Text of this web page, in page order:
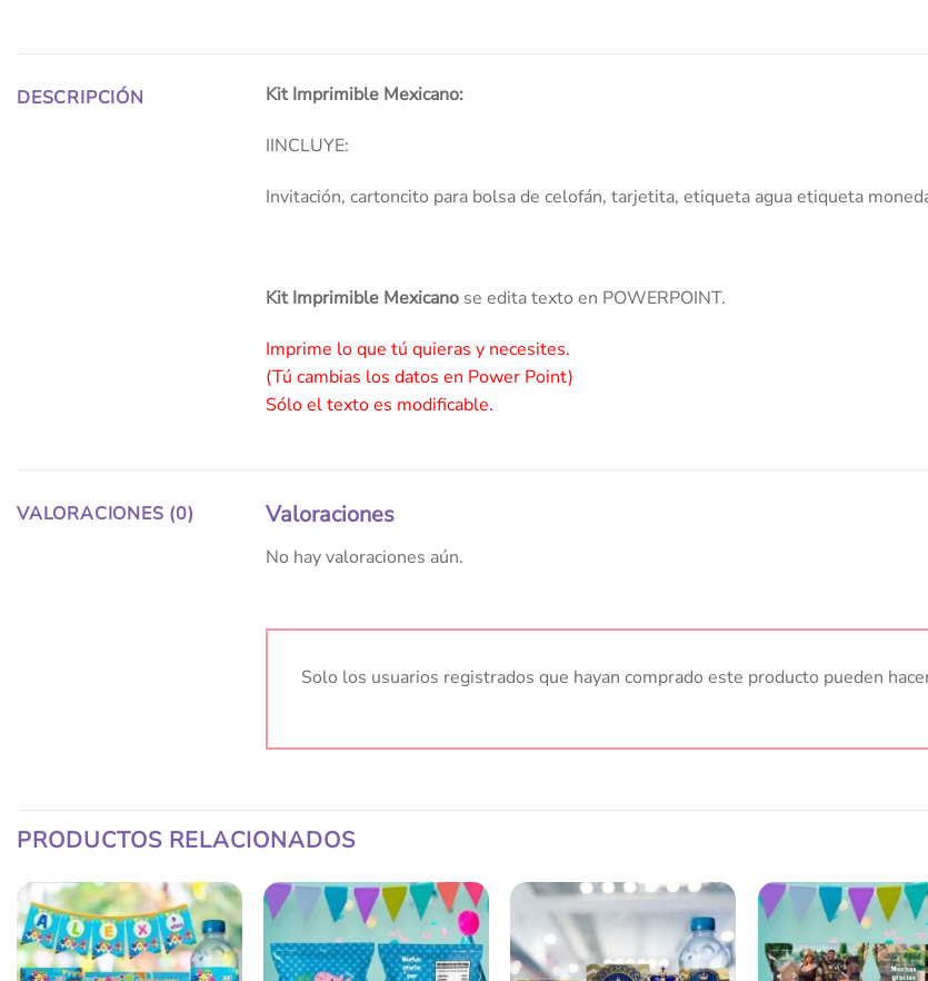
DESCRIPCIÓN Kit Imprimible Mexicano:
IINCLUYE:
Invitación, cartoncito para bolsa de celofán, tarjetita, etiqueta agua etiqueta
Kit Imprimible Mexicano se edita texto en POWERPOINT.
Imprime lo que tú quieras y necesites.
(Tú cambias los datos en Power Point)
Sólo el texto es modificable.
VALORACIONES (0) Valoraciones
No hay valoraciones aún.
Solo los usuarios registrados que hayan comprado este producto pueden
PRODUCTOS RELACIONADOS
Añadir
a la
lista
Añadir
a la
lista
Añadir
a la
lista